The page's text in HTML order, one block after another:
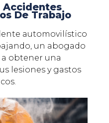
Accidentes
De Trabajo
automovilístico
un abogado
obtener una
lesiones y gastos